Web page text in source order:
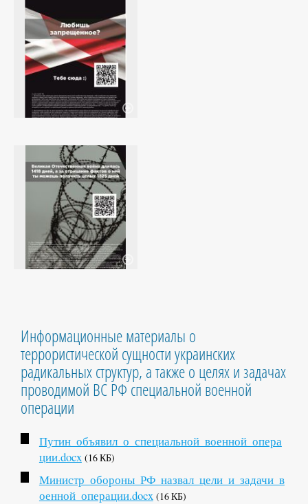
Информационные материалы о
террористической сущности украинских
радикальных структур, а также о целях и задачах
проводимой ВС РФ специальной военной
операции
Путин_объявил_о_специальной_военной_опера
ции.docx (16 КБ)
Министр_обороны_РФ_назвал_цели_и_задачи_в
оенной_операции.docx (16 КБ)